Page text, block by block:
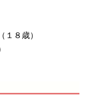
８歳）